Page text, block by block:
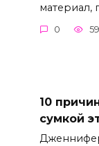
материал,
0 59
10
сумкой